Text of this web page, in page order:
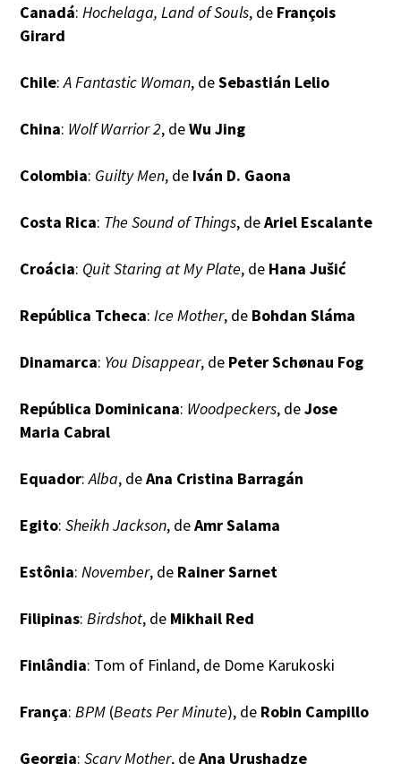
Canadá: Hochelaga, Land of Souls, de François
Girard
Chile:A Fantastic Woman, deSebastián Lelio
China: Wolf Warrior 2, deWu Jing
Colombia: Guilty Men, de Iván D. Gaona
Costa Rica: The Sound of Things, deAriel Escalante
Croácia: Quit Staring at My Plate, de Hana Jušić
República Tcheca: Ice Mother, de Bohdan Sláma
Dinamarca: You Disappear, de Peter Schønau Fog
República Dominicana: Woodpeckers, deJose
Maria Cabral
Equador:Alba, deAna Cristina Barragán
Egito:Sheikh Jackson, deAmr Salama
Estônia: November, de Rainer Sarnet
Filipinas: Birdshot, de Mikhail Red
Finlândia: Tom of Finland, de Dome Karukoski
França: BPM (Beats Per Minute), de Robin Campillo
Georgia:Scary Mother, deAna Urushadze